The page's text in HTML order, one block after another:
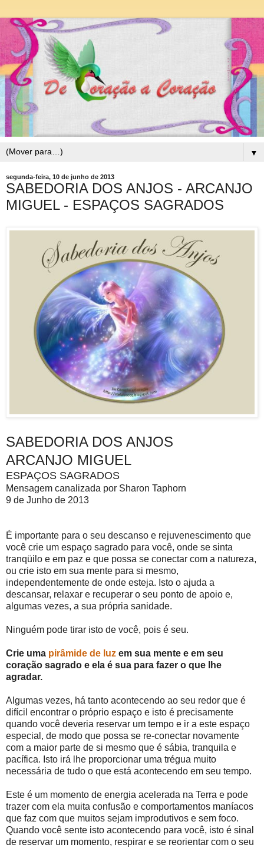
▼
segunda-feira, 10 de junho de 2013
SABEDORIA DOS ANJOS - ARCANJO
MIGUEL - ESPAÇOS SAGRADOS
SABEDORIA DOS ANJOS
ARCANJO MIGUEL
ESPAÇOS SAGRADOS
Mensagem canalizada por Sharon Taphorn
9 de Junho de 2013
É importante para o seu descanso e rejuvenescimento que
você crie um espaço sagrado para você, onde se sinta
tranqüilo e em paz e que possa se conectar com a natureza,
ou crie isto em sua mente para si mesmo,
independentemente de onde esteja. Isto o ajuda a
descansar, relaxar e recuperar o seu ponto de apoio e,
algumas vezes, a sua própria sanidade.
Ninguém pode tirar isto de você, pois é seu.
Crie uma pirâmide de luz em sua mente e em seu
coração sagrado e ela é sua para fazer o que lhe
agradar.
Algumas vezes, há tanto acontecendo ao seu redor que é
difícil encontrar o próprio espaço e isto é precisamente
quando você deveria reservar um tempo e ir a este espaço
especial, de modo que possa se re-conectar novamente
com a maior parte de si mesmo que é sábia, tranquila e
pacífica. Isto irá lhe proporcionar uma trégua muito
necessária de tudo o que está acontecendo em seu tempo.
Este é um momento de energia acelerada na Terra e pode
trazer com ela muita confusão e comportamentos maníacos
que faz com que muitos sejam improdutivos e sem foco.
Quando você sente isto acontecendo para você, isto é sinal
de reservar um momento, respirar e se reorientar com o seu